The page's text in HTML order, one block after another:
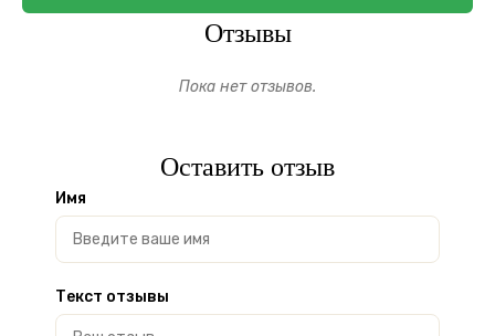
Отзывы
Пока нет отзывов.
Оставить отзыв
Имя
Текст отзывы